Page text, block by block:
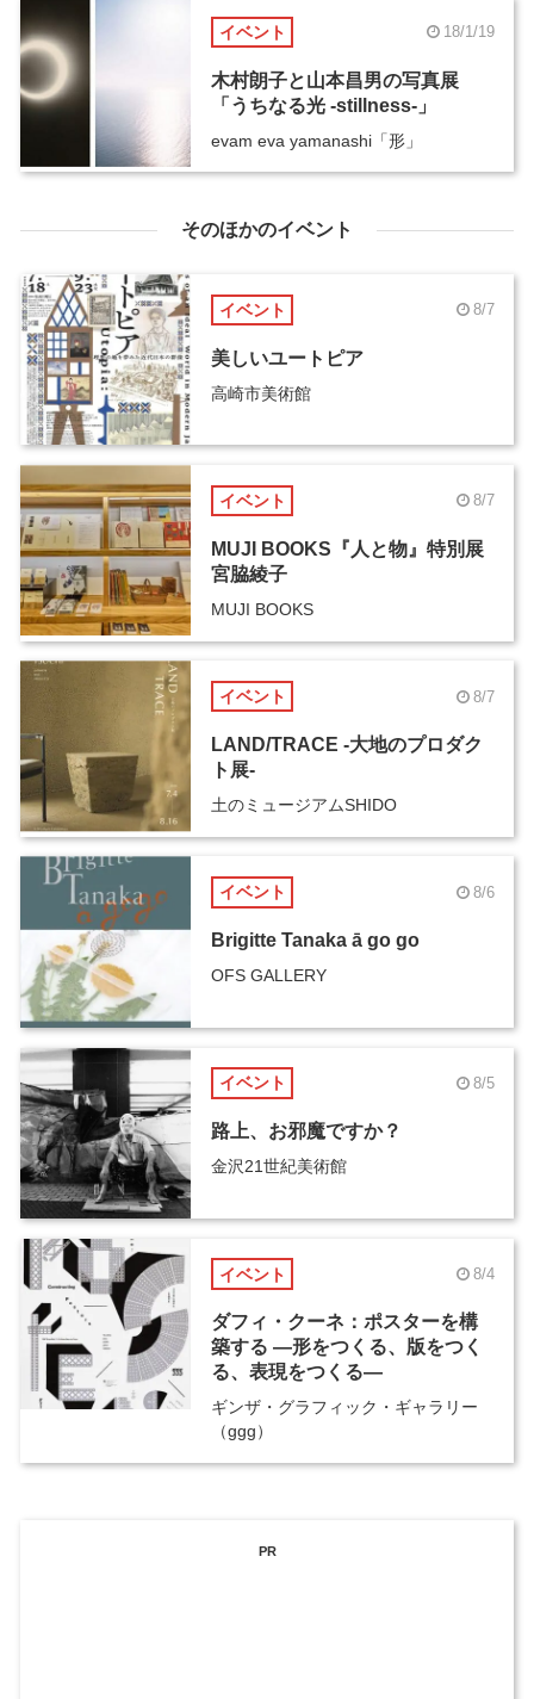
イベント 18/1/19
木村朗子と山本昌男の写真展
「うちなる光 -stillness-」
evam eva yamanashi「形」
そのほかのイベント
イベント 8/7
美しいユートピア
高崎市美術館
イベント 8/7
MUJI BOOKS『人と物』特別展
宮脇綾子
MUJI BOOKS
イベント 8/7
LAND/TRACE -大地のプロダク
ト展-
土のミュージアムSHIDO
イベント 8/6
Brigitte Tanaka ā go go
OFS GALLERY
イベント 8/5
路上、お邪魔ですか？
金沢21世紀美術館
イベント 8/4
ダフィ・クーネ：ポスターを構
築する ―形をつくる、版をつく
る、表現をつくる―
ギンザ・グラフィック・ギャラリー
（ggg）
PR